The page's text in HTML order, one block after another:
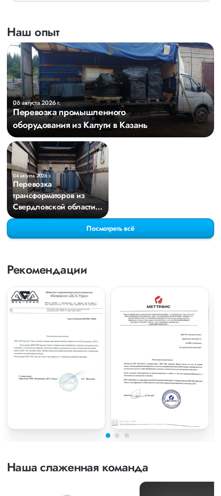
Наш опыт
06 августа 2026 г.
Перевозка промышленного
оборудования из Калуги в Казань
04 августа 2026 г.
Перевозка
трансформаторов из
Свердловской области в
Киров
Посмотреть всё
Рекомендации
Наша слаженная команда